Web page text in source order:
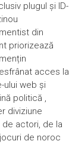
plugul și ID-
din
priorizează
acces la
ului web și
politică ,
diviziune
actori, de la
de noroc